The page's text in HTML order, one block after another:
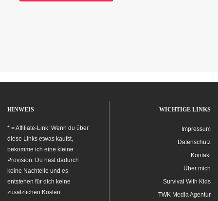
HINWEIS
* = Affiliate-Link: Wenn du über
diese Links etwas kaufst,
bekomme ich eine kleine
Provision. Du hast dadurch
keine Nachteile und es
entstehen für dich keine
zusätzlichen Kosten.
WICHTIGE LINKS
Impressum
Datenschutz
Kontakt
Über mich
Survival With Kids
TWK Media Agentur